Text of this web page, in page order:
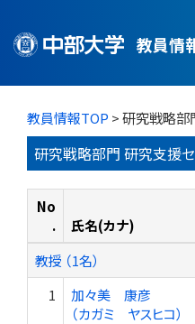
教員情
教員情報TOP > 研究戦略部
研究戦略部門 研究支援
No
.
氏名(カナ)
教授 （1名）
1
加々美 康彦
（カガミ ヤスヒコ）